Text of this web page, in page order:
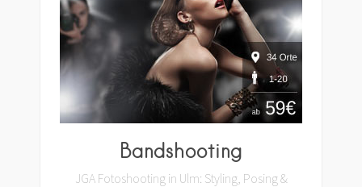
Bandshooting
JGA Fotoshooting in Ulm: Styling, Posing &